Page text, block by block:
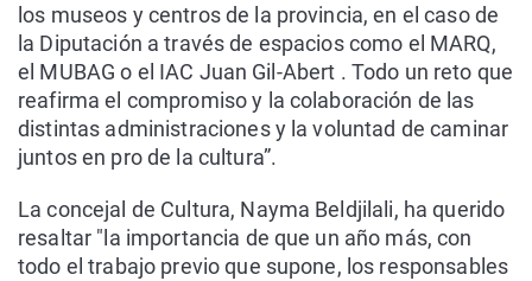
los museos y centros de la provincia, en el caso de
la Diputación a través de espacios como el MARQ,
el MUBAG o el IAC Juan Gil-Abert . Todo un reto que
reafirma el compromiso y la colaboración de las
distintas administraciones y la voluntad de caminar
juntos en pro de la cultura”.
La concejal de Cultura, Nayma Beldjilali, ha querido
resaltar "la importancia de que un año más, con
todo el trabajo previo que supone, los responsables